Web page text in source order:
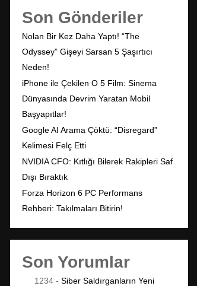
Son Gönderiler
Nolan Bir Kez Daha Yaptı! “The
Odyssey” Gişeyi Sarsan 5 Şaşırtıcı
Neden!
iPhone ile Çekilen O 5 Film: Sinema
Dünyasında Devrim Yaratan Mobil
Başyapıtlar!
Google AI Arama Çöktü: “Disregard”
Kelimesi Felç Etti
NVIDIA CFO: Kıtlığı Bilerek Rakipleri Saf
Dışı Bıraktık
Forza Horizon 6 PC Performans
Rehberi: Takılmaları Bitirin!
Son Yorumlar
1234 - Siber Saldırganların Yeni